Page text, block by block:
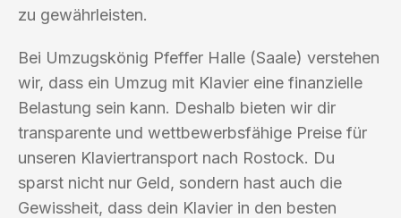
zu gewährleisten.
Bei Umzugskönig Pfeffer Halle (Saale) verstehen
wir, dass ein Umzug mit Klavier eine finanzielle
Belastung sein kann. Deshalb bieten wir dir
transparente und wettbewerbsfähige Preise für
unseren Klaviertransport nach Rostock. Du
sparst nicht nur Geld, sondern hast auch die
Gewissheit, dass dein Klavier in den besten